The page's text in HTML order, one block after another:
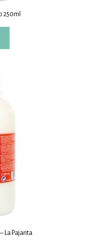
250ml
La Pajarita